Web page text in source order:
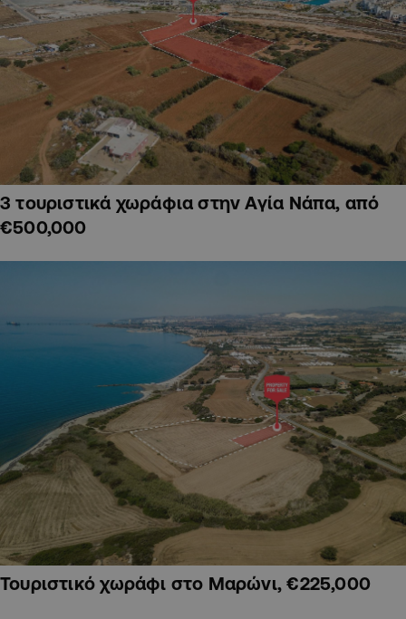
3 τουριστικά χωράφια στην Αγία Νάπα, από
€500,000
Τουριστικό χωράφι στο Μαρώνι, €225,000